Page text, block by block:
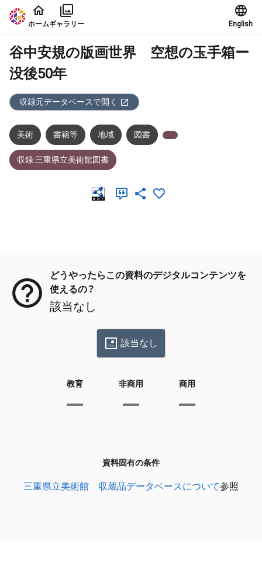
本文に飛ぶ
ホームギャラリー English
谷中安規の版画世界 空想の玉手箱ー
没後50年
収録元データベースで開く
美術 書籍等 地域 図書
収録:三重県立美術館図書
どうやったらこの資料のデジタルコンテンツを
使えるの？
該当なし
該当なし
教育 非商用 商用
資料固有の条件
三重県立美術館 収蔵品データベースについて参照